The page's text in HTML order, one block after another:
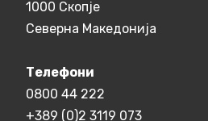
1000 Скопје
Северна Македонија
Телефони
0800 44 222
+389 (0)2 3119 073